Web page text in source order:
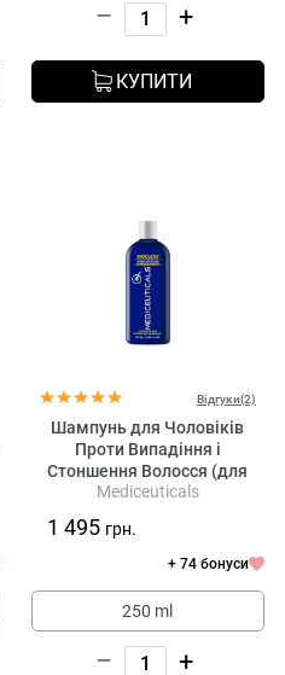
– +
КУПИТИ
Відгуки(2)
Шампунь для Чоловіків
Проти Випадіння і
Стоншення Волосся (для
Нормального Волосся і
Bioclenz Shampoo
Mediceuticals
1 495 грн.
+ 74 бонуси
250 ml
– +